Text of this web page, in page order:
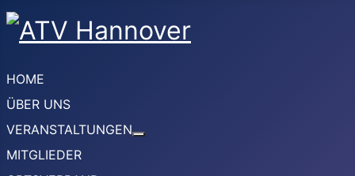
HOME
ÜBER UNS
VERANSTALTUNGEN
MITGLIEDER